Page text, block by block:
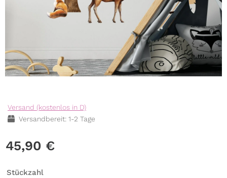
Versand (kostenlos in D)
Versandbereit: 1-2 Tage
45,90 €
Stückzahl